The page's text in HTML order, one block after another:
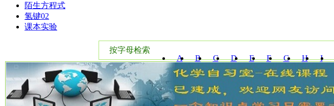
陌生方程式
氢键02
课本实验
按字母检索
A
B C D E F G H I
W X Y Z